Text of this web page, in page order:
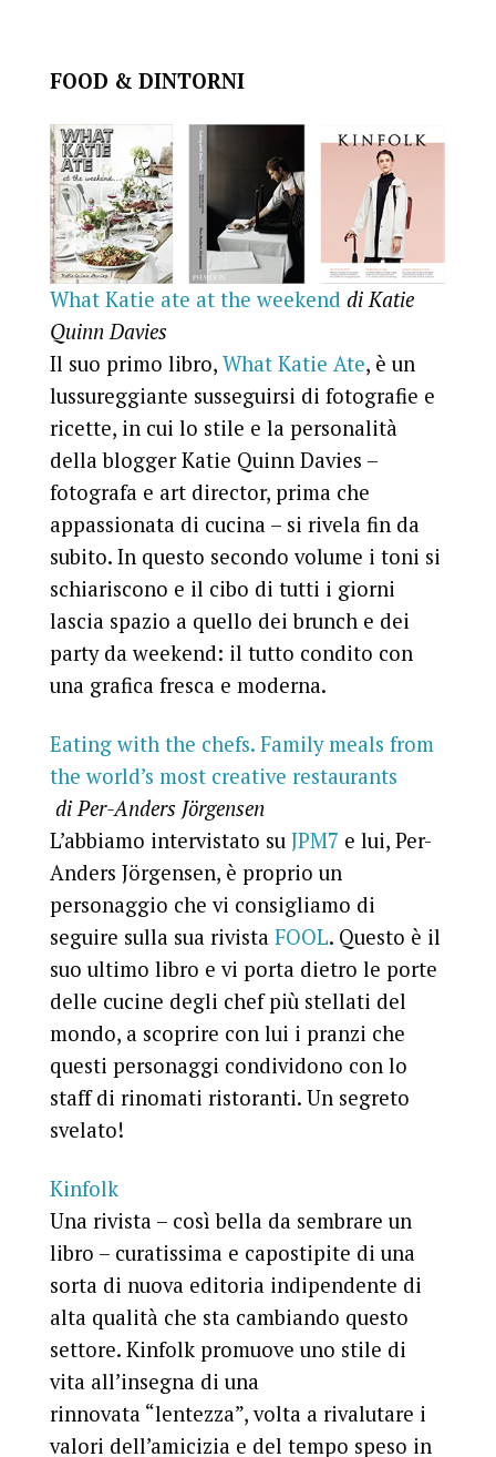
FOOD & DINTORNI
What Katie ate at the weekend di Katie
Quinn Davies
Il suo primo libro, What Katie Ate, è un
lussureggiante susseguirsi di fotografie e
ricette, in cui lo stile e la personalità
della blogger Katie Quinn Davies –
fotografa e art director, prima che
appassionata di cucina – si rivela fin da
subito. In questo secondo volume i toni si
schiariscono e il cibo di tutti i giorni
lascia spazio a quello dei brunch e dei
party da weekend: il tutto condito con
una grafica fresca e moderna.
Eating with the chefs. Family meals from
the world’s most creative restaurants
di Per-Anders Jörgensen
L’abbiamo intervistato su JPM7 e lui, Per-
Anders Jörgensen, è proprio un
personaggio che vi consigliamo di
seguire sulla sua rivista FOOL. Questo è il
suo ultimo libro e vi porta dietro le porte
delle cucine degli chef più stellati del
mondo, a scoprire con lui i pranzi che
questi personaggi condividono con lo
staff di rinomati ristoranti. Un segreto
svelato!
Kinfolk
Una rivista – così bella da sembrare un
libro – curatissima e capostipite di una
sorta di nuova editoria indipendente di
alta qualità che sta cambiando questo
settore. Kinfolk promuove uno stile di
vita all’insegna di una
rinnovata “lentezza”, volta a rivalutare i
valori dell’amicizia e del tempo speso in